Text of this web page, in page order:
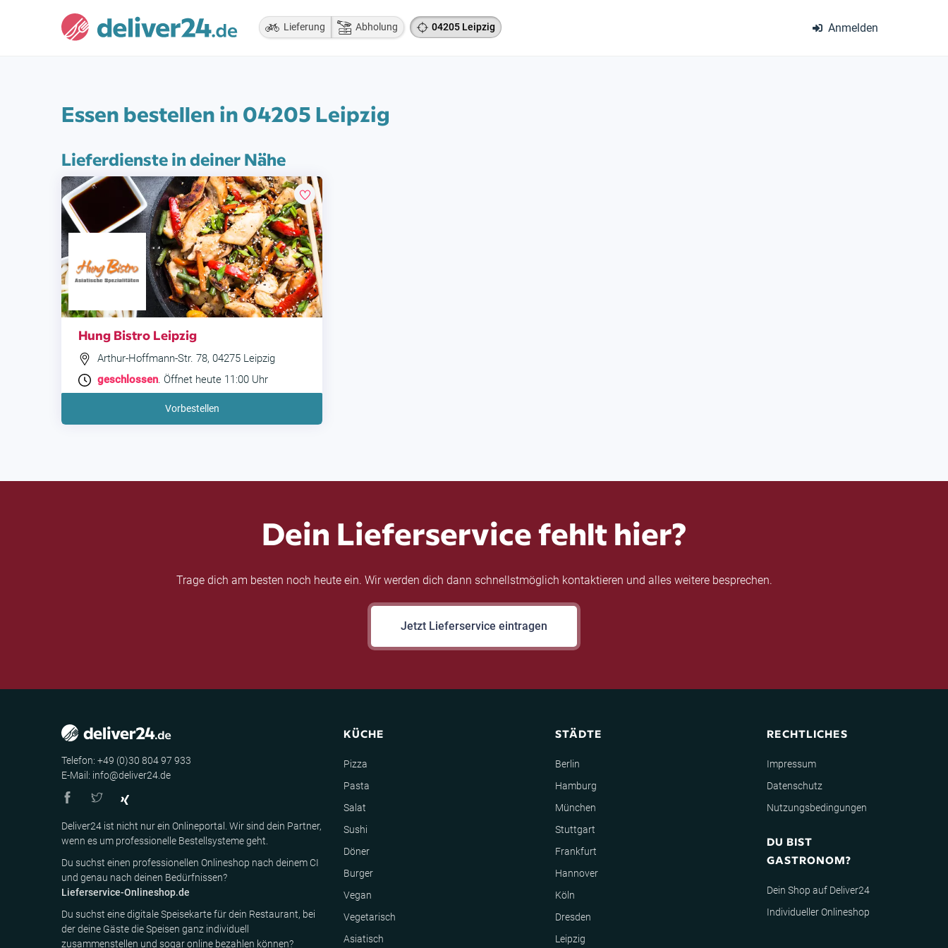
Anmelden
Lieferung Abholung 04205 Leipzig
Essen bestellen in 04205 Leipzig
Lieferdienste in deiner Nähe
Hung Bistro Leipzig
Arthur-Hoffmann-Str. 78, 04275 Leipzig
geschlossen. Öffnet heute 11:00 Uhr
Vorbestellen
Dein Lieferservice fehlt hier?
Trage dich am besten noch heute ein. Wir werden dich dann schnellstmöglich kontaktieren und alles weitere besprechen.
Jetzt Lieferservice eintragen
Telefon: +49 (0)30 804 97 933
E-Mail: info@deliver24.de
Deliver24 ist nicht nur ein Onlineportal. Wir sind dein Partner,
wenn es um professionelle Bestellsysteme geht.
Du suchst einen professionellen Onlineshop nach deinem CI
und genau nach deinen Bedürfnissen?
Lieferservice-Onlineshop.de
Du suchst eine digitale Speisekarte für dein Restaurant, bei
der deine Gäste die Speisen ganz individuell
zusammenstellen und sogar online bezahlen können?
KÜCHE
Pizza
Pasta
Salat
Sushi
Döner
Burger
Vegan
Vegetarisch
Asiatisch
STÄDTE
Berlin
Hamburg
München
Stuttgart
Frankfurt
Hannover
Köln
Dresden
Leipzig
RECHTLICHES
Impressum
Datenschutz
Nutzungsbedingungen
DU BIST
GASTRONOM?
Dein Shop auf Deliver24
Individueller Onlineshop